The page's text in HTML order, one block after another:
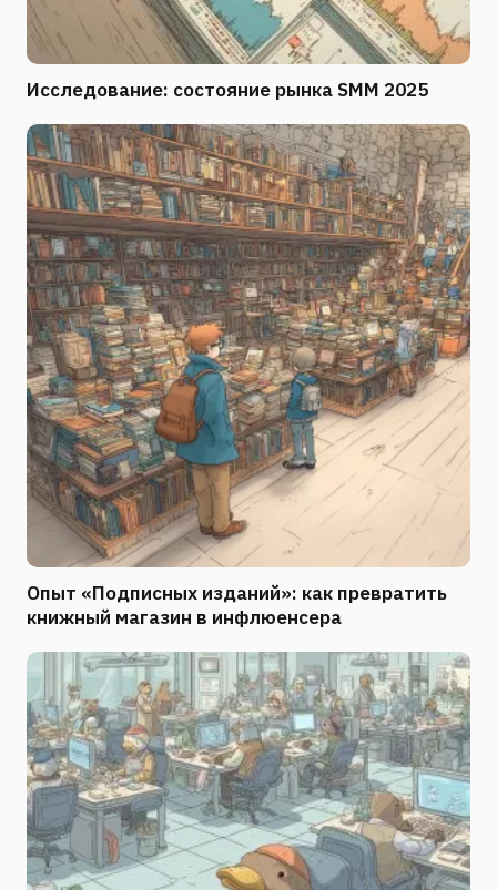
Исследование: состояние рынка SMM 2025
Опыт «Подписных изданий»: как превратить
книжный магазин в инфлюенсера